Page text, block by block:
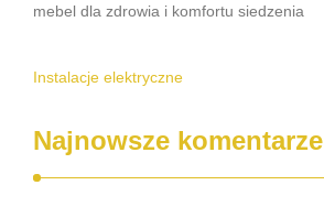
mebel dla zdrowia i komfortu siedzenia
Instalacje elektryczne
Najnowsze komentarze